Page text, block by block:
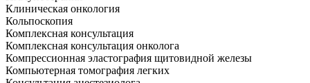
Клиническая онкология
Кольпоскопия
Комплексная консультация
Комплексная консультация онколога
Компрессионная эластография щитовидной железы
Компьютерная томография легких